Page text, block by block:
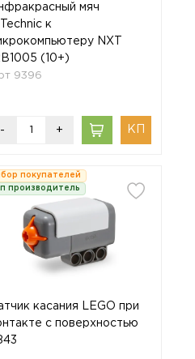
мяч
к
NXT
(10+)
9396
- +
покупателей
производитель
касания LEGO при
с поверхностью